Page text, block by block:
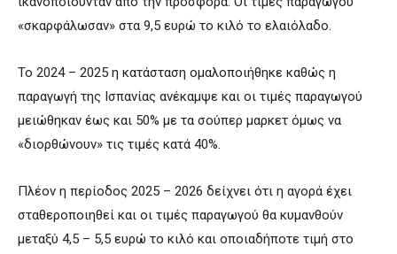
«σκαρφάλωσαν» στα 9,5 ευρώ το κιλό το ελαιόλαδο.
Το 2024 – 2025 η κατάσταση ομαλοποιήθηκε καθώς η
παραγωγή της Ισπανίας ανέκαμψε και οι τιμές παραγωγού
μειώθηκαν έως και 50% με τα σούπερ μαρκετ όμως να
«διορθώνουν» τις τιμές κατά 40%.
Πλέον η περίοδος 2025 – 2026 δείχνει ότι η αγορά έχει
σταθεροποιηθεί και οι τιμές παραγωγού θα κυμανθούν
μεταξύ 4,5 – 5,5 ευρώ το κιλό και οποιαδήποτε τιμή στο